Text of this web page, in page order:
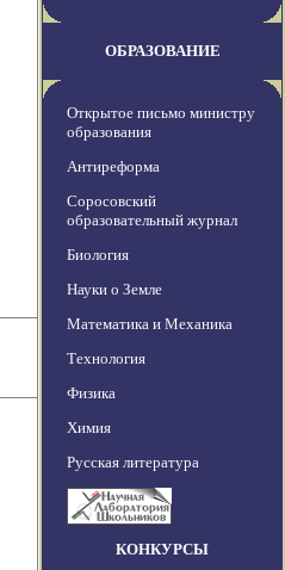
ОБРАЗОВАНИЕ
Открытое письмо министру
образования
Антиреформа
Соросовский
образовательный журнал
Биология
Науки о Земле
Математика и Механика
Технология
Физика
Химия
Русская литература
КОНКУРСЫ